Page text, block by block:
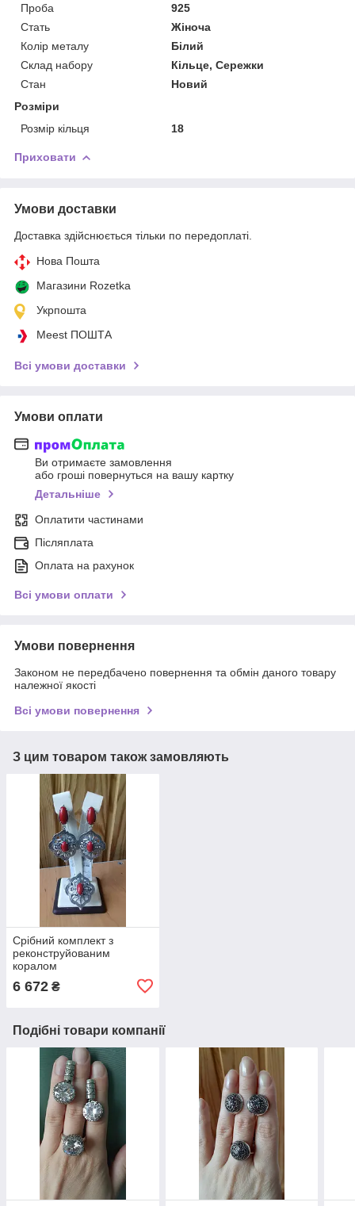
Проба
925
Стать
Жіноча
Колір металу
Білий
Склад набору
Кільце, Сережки
Стан
Новий
Розміри
Розмір кільця
18
Приховати
Умови доставки
Доставка здійснюється тільки по передоплаті.
Нова Пошта
Магазини Rozetka
Укрпошта
Meest ПОШТА
Всі умови доставки
Умови оплати
Ви отримаєте замовлення
або гроші повернуться на вашу картку
Детальніше
Оплатити частинами
Післяплата
Оплата на рахунок
Всі умови оплати
Умови повернення
Законом не передбачено повернення та обмін даного товару
належної якості
Всі умови повернення
З цим товаром також замовляють
Срібний комплект з
реконструйованим
коралом
6 672 ₴
Подібні товари компанії